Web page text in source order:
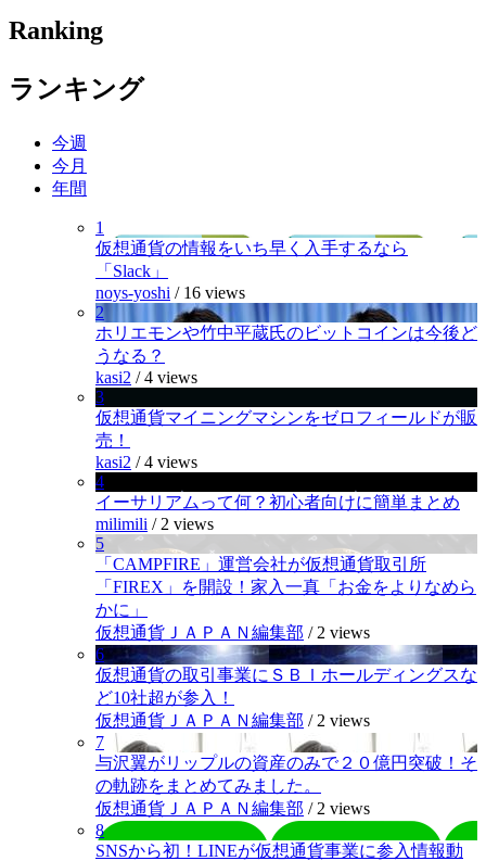
Ranking
ランキング
今週
今月
年間
1
仮想通貨の情報をいち早く入手するなら
「Slack」
noys-yoshi / 16 views
2
ホリエモンや竹中平蔵氏のビットコインは今後ど
うなる？
kasi2 /4 views
3
仮想通貨マイニングマシンをゼロフィールドが販
売！
kasi2 /4 views
4
イーサリアムって何？初心者向けに簡単まとめ
milimili / 2 views
5
「CAMPFIRE」運営会社が仮想通貨取引所
「FIREX」を開設！家入一真「お金をよりなめら
かに」
仮想通貨ＪＡＰＡＮ編集部 / 2 views
6
仮想通貨の取引事業にＳＢＩホールディングスな
ど10社超が参入！
仮想通貨ＪＡＰＡＮ編集部 / 2 views
7
与沢翼がリップルの資産のみで２０億円突破！そ
の軌跡をまとめてみました。
仮想通貨ＪＡＰＡＮ編集部 / 2 views
8
SNSから初！LINEが仮想通貨事業に参入情報動